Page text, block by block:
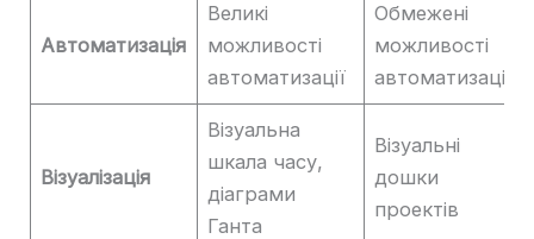
Автоматизація
Великі
можливості
автоматизації
Обмежені
можливості
автоматизації
Візуалізація
Візуальна
шкала часу,
діаграми
Ганта
Візуальні
дошки
проектів